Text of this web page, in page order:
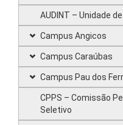
AUDINT – Unidade
Campus Angicos
Campus Caraúbas
Campus Pau dos
CPPS – Comissão
Seletivo